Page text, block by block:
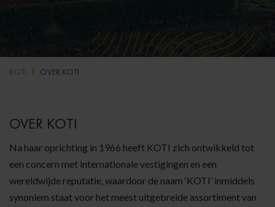
KOTI OVER KOTI
OVER KOTI
Na haar oprichting in 1966 heeft KOTI zich ontwikkeld tot
een concern met internationale vestigingen en een
wereldwijde reputatie, waardoor de naam ‘KOTI’ inmiddels
synoniem staat voor het meest uitgebreide assortiment van